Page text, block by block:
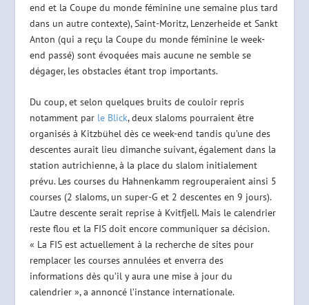
end et la Coupe du monde féminine une semaine plus tard
dans un autre contexte), Saint-Moritz, Lenzerheide et Sankt
Anton (qui a reçu la Coupe du monde féminine le week-
end passé) sont évoquées mais aucune ne semble se
dégager, les obstacles étant trop importants.
Du coup, et selon quelques bruits de couloir repris
notamment par le Blick, deux slaloms pourraient être
organisés à Kitzbühel dès ce week-end tandis qu’une des
descentes aurait lieu dimanche suivant, également dans la
station autrichienne, à la place du slalom initialement
prévu. Les courses du Hahnenkamm regrouperaient ainsi 5
courses (2 slaloms, un super-G et 2 descentes en 9 jours).
L’autre descente serait reprise à Kvitfjell. Mais le calendrier
reste flou et la FIS doit encore communiquer sa décision.
« La FIS est actuellement à la recherche de sites pour
remplacer les courses annulées et enverra des
informations dès qu’il y aura une mise à jour du
calendrier », a annoncé l’instance internationale.